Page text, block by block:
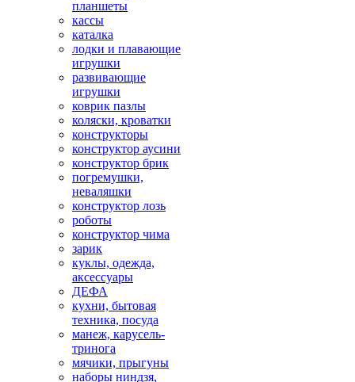
планшеты
кассы
каталка
лодки и плавающие
игрушки
развивающие
игрушки
коврик пазлы
коляски, кроватки
конструкторы
конструктор аусини
конструктор брик
погремушки,
неваляшки
конструктор лозь
роботы
конструктор чима
зарик
куклы, одежда,
аксессуары
ДЕФА
кухни, бытовая
техника, посуда
манеж, карусель-
тринога
мячики, прыгуны
наборы ниндзя,